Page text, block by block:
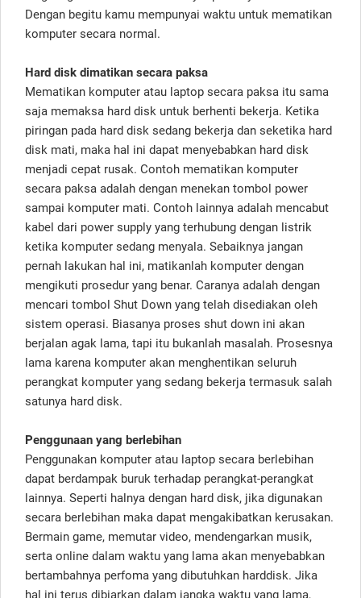
Dengan begitu kamu mempunyai waktu untuk mematikan
komputer secara normal.
Hard disk dimatikan secara paksa
Mematikan komputer atau laptop secara paksa itu sama
saja memaksa hard disk untuk berhenti bekerja. Ketika
piringan pada hard disk sedang bekerja dan seketika hard
disk mati, maka hal ini dapat menyebabkan hard disk
menjadi cepat rusak. Contoh mematikan komputer
secara paksa adalah dengan menekan tombol power
sampai komputer mati. Contoh lainnya adalah mencabut
kabel dari power supply yang terhubung dengan listrik
ketika komputer sedang menyala. Sebaiknya jangan
pernah lakukan hal ini, matikanlah komputer dengan
mengikuti prosedur yang benar. Caranya adalah dengan
mencari tombol Shut Down yang telah disediakan oleh
sistem operasi. Biasanya proses shut down ini akan
berjalan agak lama, tapi itu bukanlah masalah. Prosesnya
lama karena komputer akan menghentikan seluruh
perangkat komputer yang sedang bekerja termasuk salah
satunya hard disk.
Penggunaan yang berlebihan
Penggunakan komputer atau laptop secara berlebihan
dapat berdampak buruk terhadap perangkat-perangkat
lainnya. Seperti halnya dengan hard disk, jika digunakan
secara berlebihan maka dapat mengakibatkan kerusakan.
Bermain game, memutar video, mendengarkan musik,
serta online dalam waktu yang lama akan menyebabkan
bertambahnya perfoma yang dibutuhkan harddisk. Jika
hal ini terus dibiarkan dalam jangka waktu yang lama,